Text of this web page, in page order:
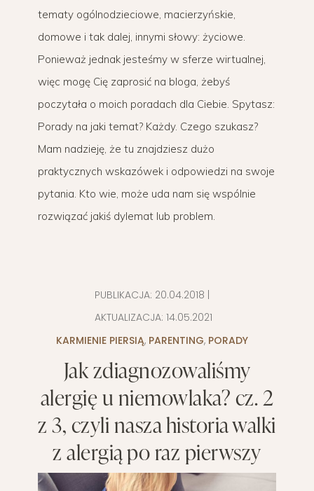
tematy ogólnodzieciowe, macierzyńskie,
domowe i tak dalej, innymi słowy: życiowe.
Ponieważ jednak jesteśmy w sferze wirtualnej,
więc mogę Cię zaprosić na bloga, żebyś
poczytała o moich poradach dla Ciebie. Spytasz:
Porady na jaki temat? Każdy. Czego szukasz?
Mam nadzieję, że tu znajdziesz dużo
praktycznych wskazówek i odpowiedzi na swoje
pytania. Kto wie, może uda nam się wspólnie
rozwiązać jakiś dylemat lub problem.
PUBLIKACJA: 20.04.2018
AKTUALIZACJA: 14.05.2021
KARMIENIE PIERSIĄ, PARENTING, PORADY
Jak zdiagnozowaliśmy
alergię u niemowlaka? cz. 2
z 3, czyli nasza historia walki
z alergią po raz pierwszy